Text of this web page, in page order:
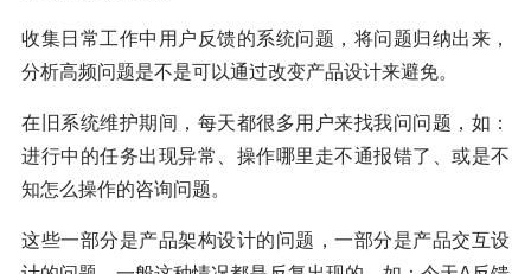
收集日常工作中用户反馈的系统问题，将问题归纳出来，
分析高频问题是不是可以通过改变产品设计来避免。
在旧系统维护期间，每天都很多用户来找我问问题，如：
进行中的任务出现异常、操作哪里走不通报错了、或是不
知怎么操作的咨询问题。
这些一部分是产品架构设计的问题，一部分是产品交互设